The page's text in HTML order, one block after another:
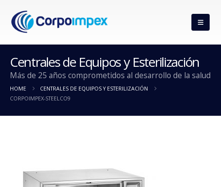
Centrales de Equipos y Esterilización
Más de 25 años comprometidos al desarrollo de la salud
HOME
CENTRALES DE EQUIPOS Y ESTERILIZACIÓN
CORPOIMPEX-STEELCO9